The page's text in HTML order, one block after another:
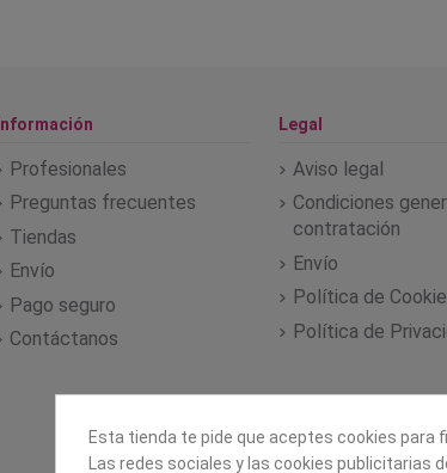
Información
Profesionales
Preguntas frecuentes
Tiendas
Envío
Pago seguro
Contáctanos
Legal
Aviso legal
Condiciones
contratación
Envío
Política de
Política de
Esta tienda te pide que aceptes cookies para
Las redes sociales y las cookies